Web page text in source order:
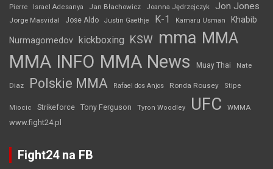
Pierre
Israel Adesanya Jan Błachowicz Joanna Jędrzejczyk Jon Jones
Jorge Masvidal Jose Aldo Justin Gaethje K-1 Kamaru Usman Khabib
Nurmagomedov kickboxing KSW mma MMA
MMA INFO MMA News Muay Thai Nate
Diaz Polskie MMA Rafael dos Anjos Ronda Rousey Stipe
Miocic Strikeforce Tony Ferguson Tyron Woodley UFC WMMA
www.fight24.pl
Fight24 na FB